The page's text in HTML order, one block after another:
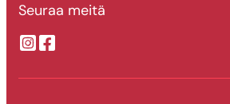
Seuraa meitä
Suonenjoen kaupungin Instragram
Suonenjoen kaupungin Facebook